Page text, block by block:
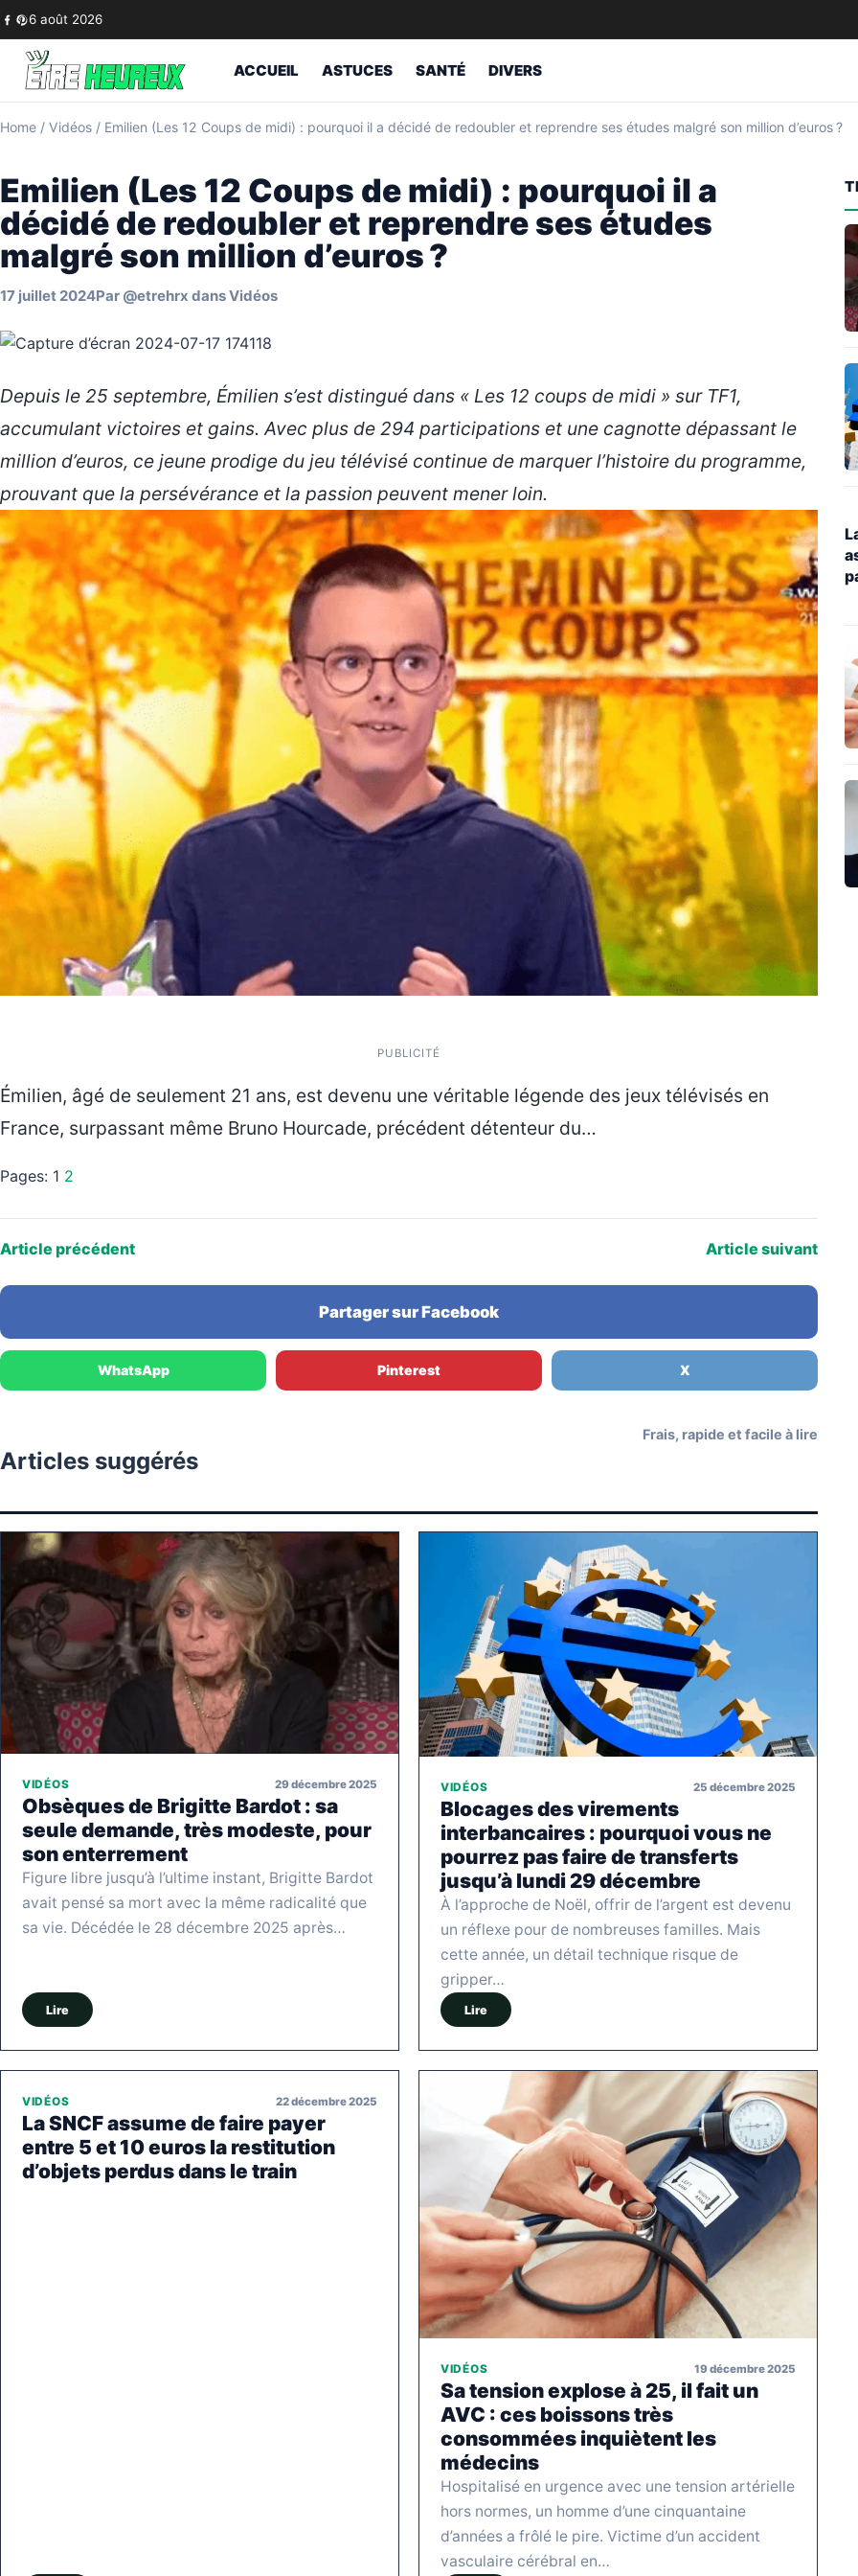
Skip to content
6 août 2026
ACCUEIL ASTUCES SANTÉ DIVERS
Home / Vidéos / Emilien (Les 12 Coups de midi) : pourquoi il a décidé de redoubler et reprendre ses études malgré son million d’euros ?
Emilien (Les 12 Coups de midi) : pourquoi il a
décidé de redoubler et reprendre ses études
malgré son million d’euros ?
17 juillet 2024Par @etrehrx dansVidéos
Depuis le 25 septembre, Émilien s’est distingué dans « Les 12 coups de midi » sur TF1,
accumulant victoires et gains. Avec plus de 294 participations et une cagnotte dépassant le
million d’euros, ce jeune prodige du jeu télévisé continue de marquer l’histoire du programme,
prouvant que la persévérance et la passion peuvent mener loin.
PUBLICITÉ
Émilien, âgé de seulement 21 ans, est devenu une véritable légende des jeux télévisés en
France, surpassant même Bruno Hourcade, précédent détenteur du…
Pages: 1 2
Article précédent Article suivant
Partager sur Facebook
WhatsApp Pinterest X
Articles suggérés
Frais, rapide et facile à lire
VIDÉOS 29 décembre 2025
Obsèques de Brigitte Bardot : sa
seule demande, très modeste, pour
son enterrement
Figure libre jusqu’à l’ultime instant, Brigitte Bardot
avait pensé sa mort avec la même radicalité que
sa vie. Décédée le 28 décembre 2025 après…
Lire
VIDÉOS 25 décembre 2025
Blocages des virements
interbancaires : pourquoi vous ne
pourrez pas faire de transferts
jusqu’à lundi 29 décembre
À l’approche de Noël, offrir de l’argent est devenu
un réflexe pour de nombreuses familles. Mais
cette année, un détail technique risque de
gripper…
Lire
VIDÉOS 22 décembre 2025
La SNCF assume de faire payer
entre 5 et 10 euros la restitution
d’objets perdus dans le train
VIDÉOS 19 décembre 2025
Sa tension explose à 25, il fait un
AVC : ces boissons très
consommées inquiètent les
médecins
Hospitalisé en urgence avec une tension artérielle
hors normes, un homme d’une cinquantaine
d’années a frôlé le pire. Victime d’un accident
vasculaire cérébral en…